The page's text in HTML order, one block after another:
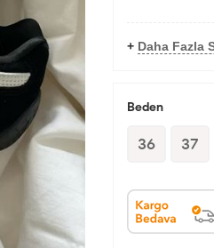
+ Daha Fazla
Beden
36 37